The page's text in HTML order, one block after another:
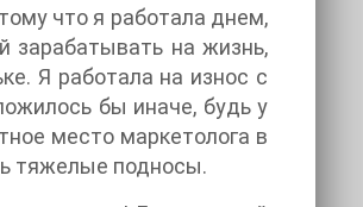
что я работала днем,
зарабатывать на жизнь,
Я работала на износ с
бы иначе, будь у
место маркетолога в
тяжелые подносы.